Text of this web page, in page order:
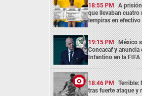
18:55 PM A
que llevaban cuatro
lempiras en efectivo
19:15 PM México
Concacaf y anuncia
Infantino en la FIFA
18:46 PM Terrible:
tras fuerte ataque y